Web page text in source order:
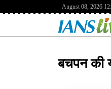
August 08, 2026
बचपन की